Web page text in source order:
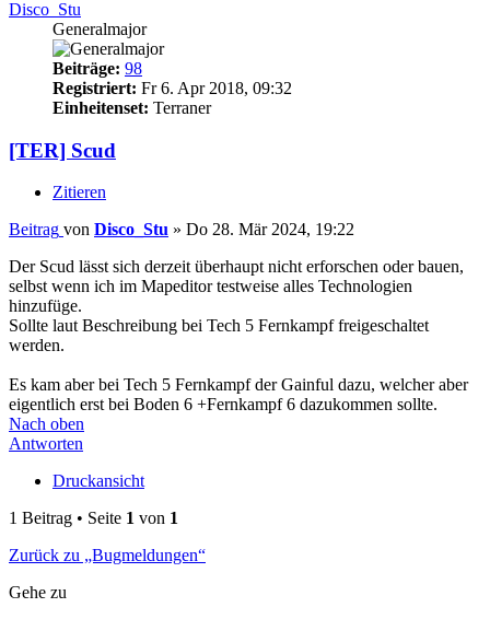
Disco_Stu
Generalmajor
Beiträge: 98
Registriert: Fr 6. Apr 2018, 09:32
Einheitenset: Terraner
[TER] Scud
Zitieren
Beitrag von Disco_Stu » Do 28. Mär 2024, 19:22
Der Scud lässt sich derzeit überhaupt nicht erforschen oder bauen,
selbst wenn ich im Mapeditor testweise alles Technologien
hinzufüge.
Sollte laut Beschreibung bei Tech 5 Fernkampf freigeschaltet
werden.
Es kam aber bei Tech 5 Fernkampf der Gainful dazu, welcher aber
eigentlich erst bei Boden 6 +Fernkampf 6 dazukommen sollte.
Nach oben
Antworten
Druckansicht
1 Beitrag • Seite 1 von 1
Zurück zu „Bugmeldungen“
Gehe zu